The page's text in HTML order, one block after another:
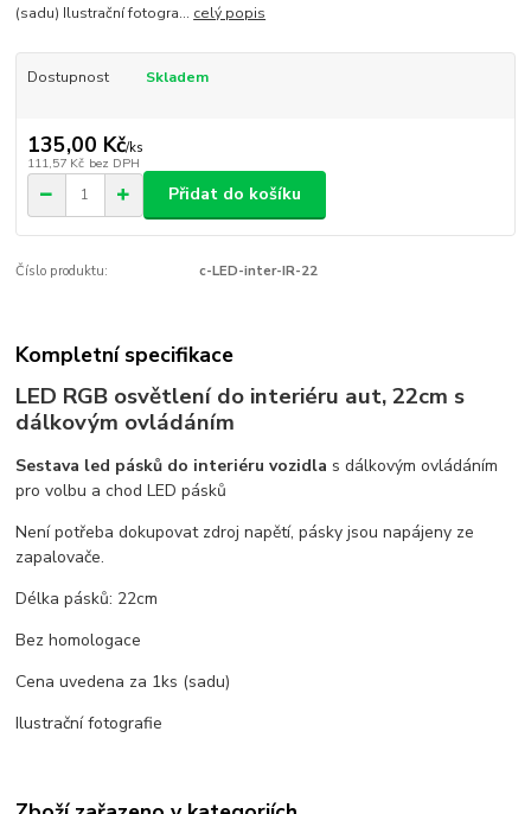
(sadu) Ilustrační fotogra... celý popis
Dostupnost Skladem
135,00 Kč/ks
111,57 Kč bez DPH
Přidat do košíku
Číslo produktu: c-LED-inter-IR-22
Kompletní specifikace
LED RGB osvětlení do interiéru aut, 22cm s
dálkovým ovládáním
Sestava led pásků do interiéru vozidla s dálkovým ovládáním
pro volbu a chod LED pásků
Není potřeba dokupovat zdroj napětí, pásky jsou napájeny ze
zapalovače.
Délka pásků: 22cm
Bez homologace
Cena uvedena za 1ks (sadu)
Ilustrační fotografie